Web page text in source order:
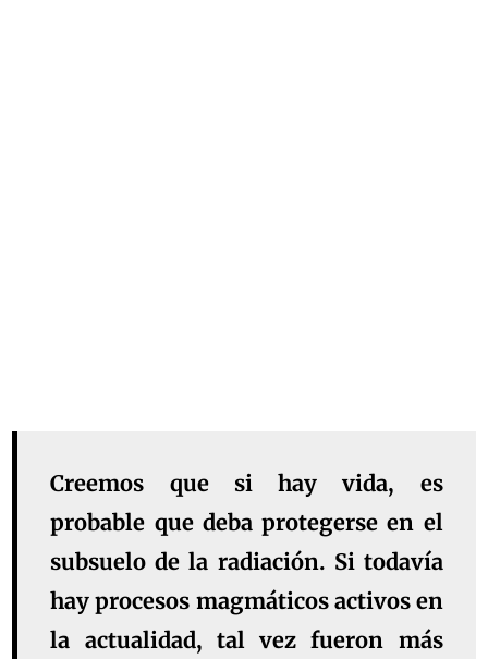
Creemos que si hay vida, es
probable que deba protegerse en el
subsuelo de la radiación. Si todavía
hay procesos magmáticos activos en
la actualidad, tal vez fueron más